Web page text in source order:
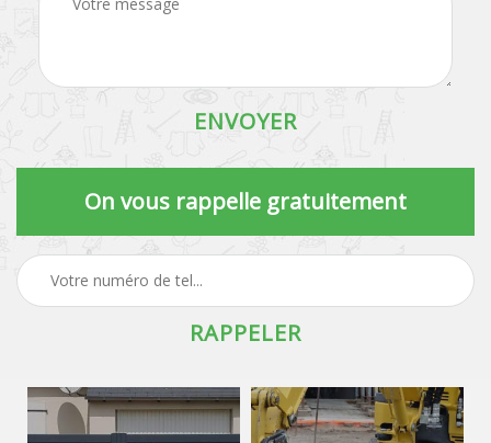
On vous rappelle gratuitement